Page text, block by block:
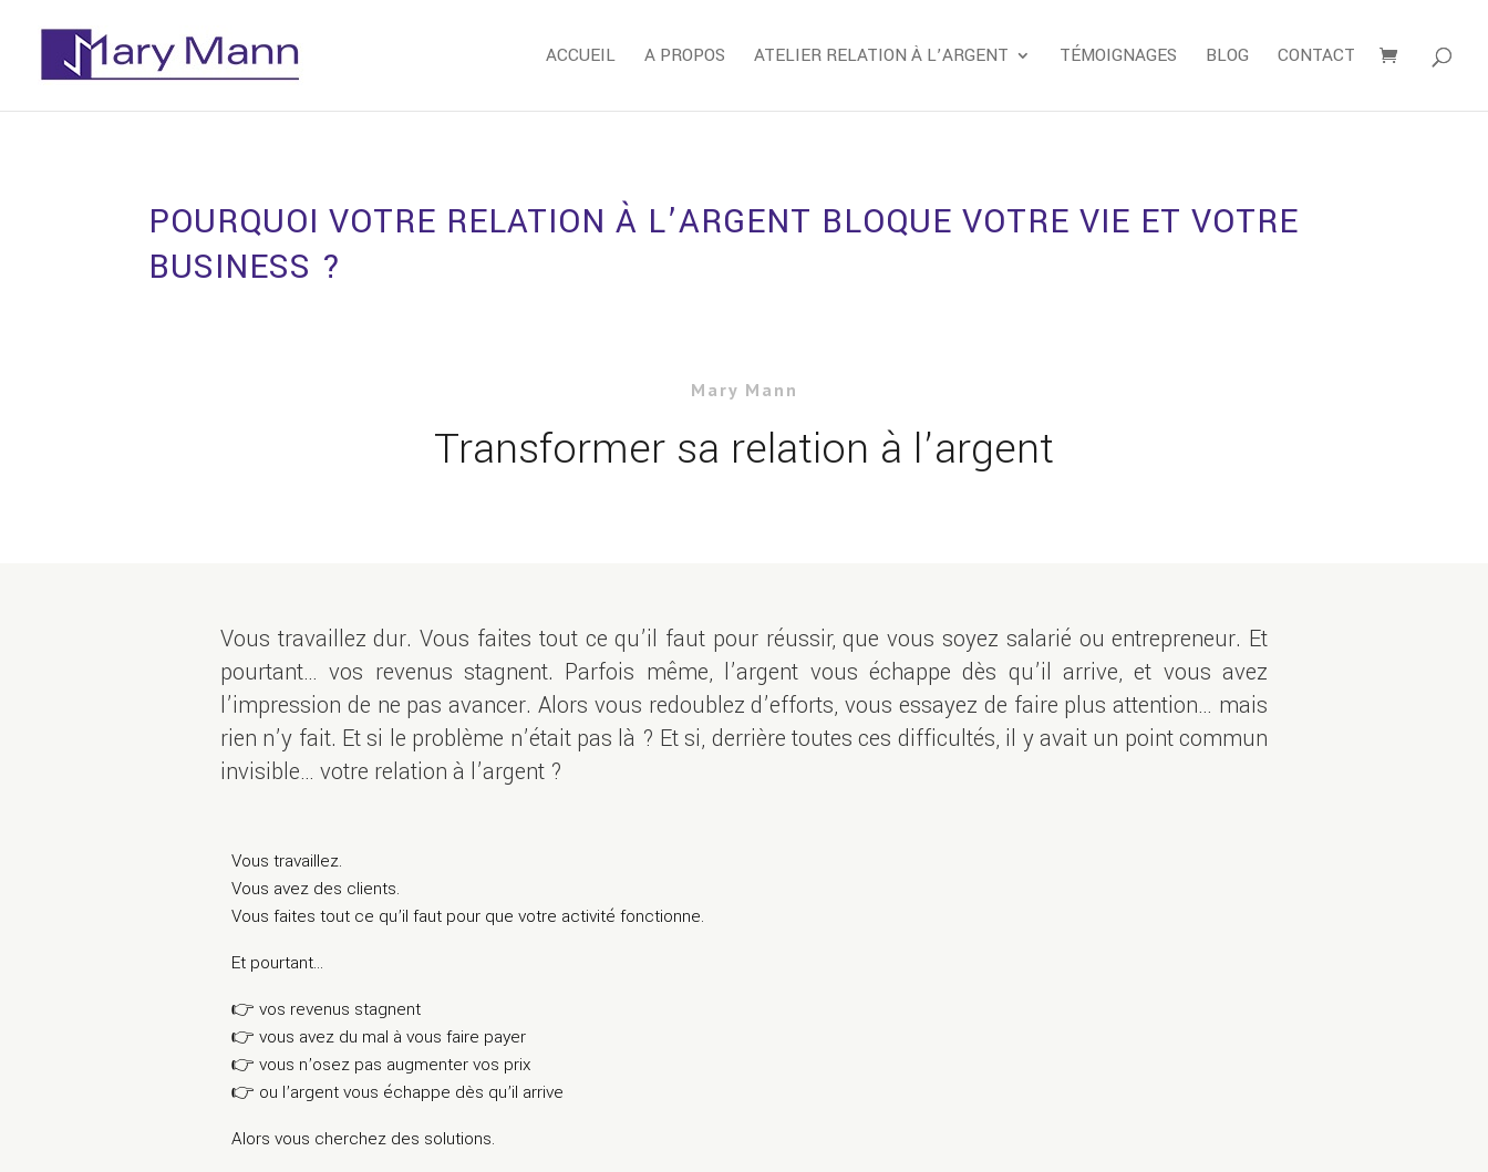
ACCUEIL A PROPOS ATELIER RELATION À L’ARGENT TÉMOIGNAGES BLOG CONTACT
POURQUOI VOTRE RELATION À L’ARGENT BLOQUE VOTRE VIE ET VOTRE
BUSINESS ?
Mary Mann
Transformer sa relation à l’argent
Vous travaillez dur. Vous faites tout ce qu’il faut pour réussir, que vous soyez salarié ou entrepreneur. Et
pourtant… vos revenus stagnent. Parfois même, l’argent vous échappe dès qu’il arrive, et vous avez
l’impression de ne pas avancer. Alors vous redoublez d’efforts, vous essayez de faire plus attention… mais
rien n’y fait. Et si le problème n’était pas là ? Et si, derrière toutes ces difficultés, il y avait un point commun
invisible… votre relation à l’argent ?
Vous travaillez.
Vous avez des clients.
Vous faites tout ce qu’il faut pour que votre activité fonctionne.
Et pourtant…
👉 vos revenus stagnent
👉 vous avez du mal à vous faire payer
👉 vous n’osez pas augmenter vos prix
👉 ou l’argent vous échappe dès qu’il arrive
Alors vous cherchez des solutions.